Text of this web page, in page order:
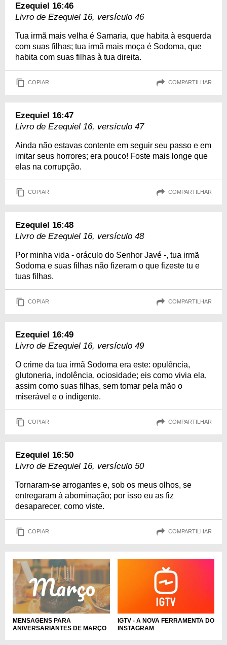
Ezequiel 16:46
Livro de Ezequiel 16, versículo 46
Tua irmã mais velha é Samaria, que habita à esquerda
com suas filhas; tua irmã mais moça é Sodoma, que
habita com suas filhas à tua direita.
COPIAR COMPARTILHAR
Ezequiel 16:47
Livro de Ezequiel 16, versículo 47
Ainda não estavas contente em seguir seu passo e em
imitar seus horrores; era pouco! Foste mais longe que
elas na corrupção.
COPIAR COMPARTILHAR
Ezequiel 16:48
Livro de Ezequiel 16, versículo 48
Por minha vida - oráculo do Senhor Javé -, tua irmã
Sodoma e suas filhas não fizeram o que fizeste tu e
tuas filhas.
COPIAR COMPARTILHAR
Ezequiel 16:49
Livro de Ezequiel 16, versículo 49
O crime da tua irmã Sodoma era este: opulência,
glutoneria, indolência, ociosidade; eis como vivia ela,
assim como suas filhas, sem tomar pela mão o
miserável e o indigente.
COPIAR COMPARTILHAR
Ezequiel 16:50
Livro de Ezequiel 16, versículo 50
Tornaram-se arrogantes e, sob os meus olhos, se
entregaram à abominação; por isso eu as fiz
desaparecer, como viste.
COPIAR COMPARTILHAR
MENSAGENS PARA
ANIVERSARIANTES DE MARÇO
IGTV - A NOVA FERRAMENTA DO
INSTAGRAM